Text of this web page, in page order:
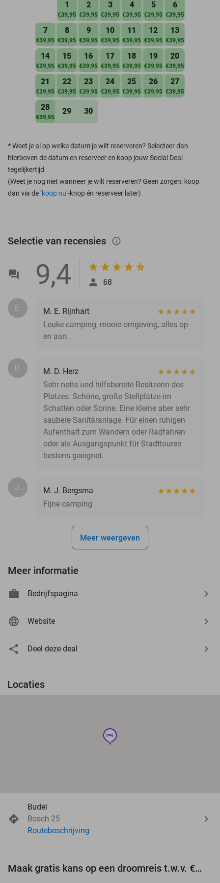
1
€39,95
2
€39,95
3
€39,95
4
€39,95
5
€39,95
6
€39,95
7
€39,95
8
€39,95
9
€39,95
10
€39,95
11
€39,95
12
€39,95
13
€39,95
14
€39,95
15
€39,95
16
€39,95
17
€39,95
18
€39,95
19
€39,95
20
€39,95
21
€39,95
22
€39,95
23
€39,95
24
€39,95
25
€39,95
26
€39,95
27
€39,95
28
€39,95
29 30
*Weet je al op welke datum je wilt reserveren? Selecteer dan
hierboven de datum en reserveer en koop jouw Social Deal
tegelijkertijd.
(Weet je nog niet wanneer je wilt reserveren? Geen zorgen: koop
dan via de ‘koop nu’-knop én reserveer later)
Selectie van recensies info_outlined
9,4 68
E.
M. E. Rijnhart
Leuke camping, mooie omgeving, alles op
en aan.
D.
M. D. Herz
Sehr nette und hilfsbereite Besitzerin des
Platzes. Schöne, große Stellplätze im
Schatten oder Sonne. Eine kleine aber sehr
saubere Sanitäranlage. Für einen ruhigen
Aufenthalt zum Wandern oder Radfahren
oder als Ausgangspunkt für Stadttouren
bestens geeignet.
J.
M. J. Bergsma
Fijne camping
Meer weergeven
Meer informatie
Bedrijfspagina
Website
Deel deze deal
Locaties
hotel
Budel
Bosch 25
Routebeschrijving
Maak gratis kans op een droomreis t.w.v. €3.000!